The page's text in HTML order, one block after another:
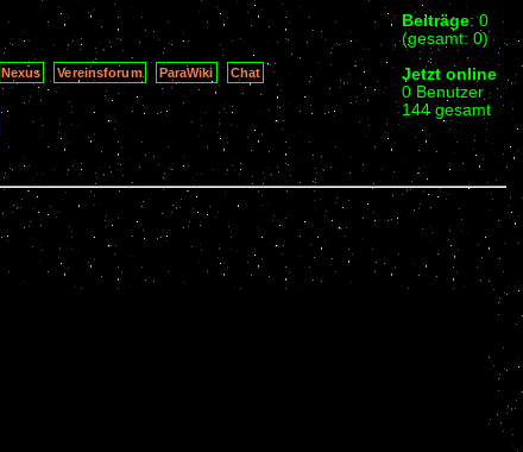
Beiträge: 0
(gesamt: 0)
Jetzt online
0 Benutzer
144 gesamt
Nexus Vereinsforum ParaWiki Chat